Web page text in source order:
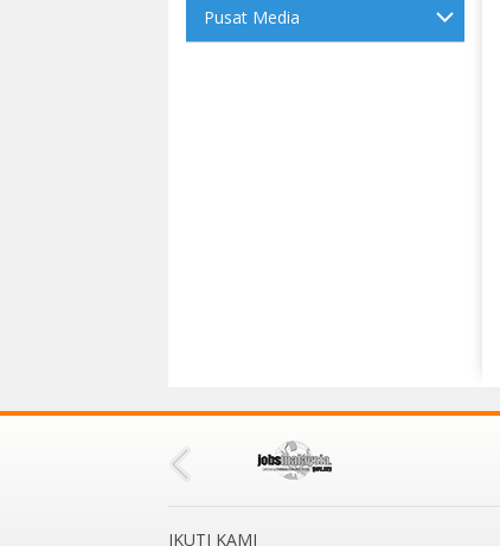
Pusat Media
IKUTI KAMI